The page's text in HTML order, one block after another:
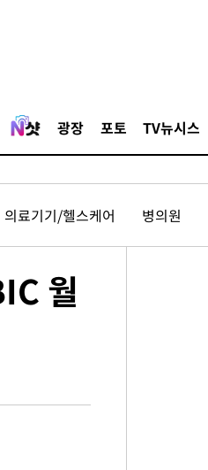
광장 포토 TV뉴시스
의료기기/헬스케어 병의원
월